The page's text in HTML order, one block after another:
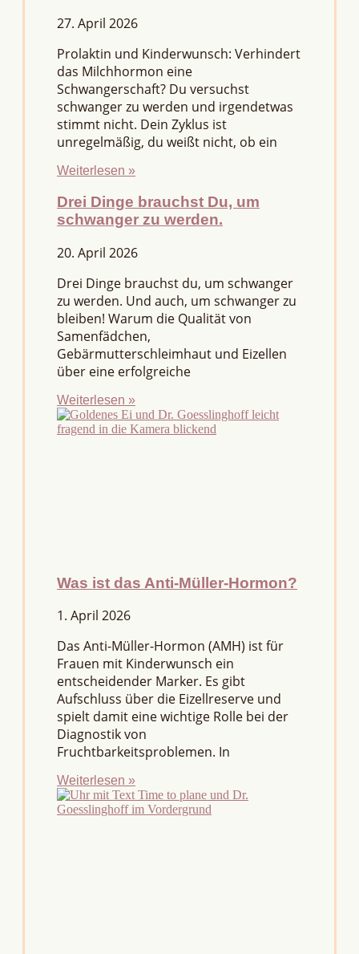
27. April 2026
Prolaktin und Kinderwunsch: Verhindert
das Milchhormon eine
Schwangerschaft? Du versuchst
schwanger zu werden und irgendetwas
stimmt nicht. Dein Zyklus ist
unregelmäßig, du weißt nicht, ob ein
Weiterlesen »
Drei Dinge brauchst Du, um
schwanger zu werden.
20. April 2026
Drei Dinge brauchst du, um schwanger
zu werden. Und auch, um schwanger zu
bleiben! Warum die Qualität von
Samenfädchen,
Gebärmutterschleimhaut und Eizellen
über eine erfolgreiche
Weiterlesen »
Was ist das Anti-Müller-Hormon?
1. April 2026
Das Anti-Müller-Hormon (AMH) ist für
Frauen mit Kinderwunsch ein
entscheidender Marker. Es gibt
Aufschluss über die Eizellreserve und
spielt damit eine wichtige Rolle bei der
Diagnostik von
Fruchtbarkeitsproblemen. In
Weiterlesen »